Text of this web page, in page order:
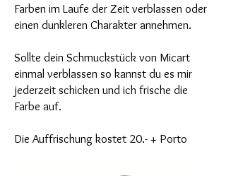
Farben im Laufe der Zeit verblassen oder
einen dunkleren Charakter annehmen.
Sollte dein Schmuckstück von Micart
einmal verblassen so kannst du es mir
jederzeit schicken und ich frische die
Farbe auf.
Die Auffrischung kostet 20.- + Porto